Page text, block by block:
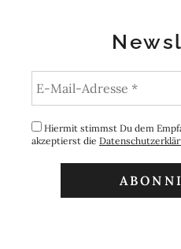
Hiermit stimmst Du dem
akzeptierst die